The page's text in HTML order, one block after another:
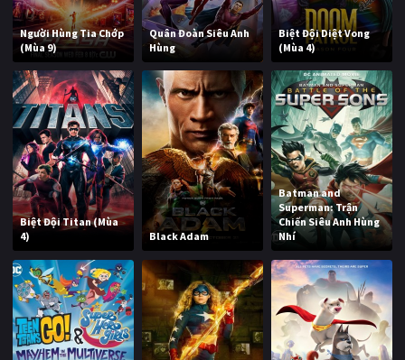
Người Hùng Tia Chớp
(Mùa 9)
Quân Đoàn Siêu Anh
Hùng
Biệt Đội Diệt Vong
(Mùa 4)
Biệt Đội Titan (Mùa
4)
Black Adam
Batman and
Superman: Trận
Chiến Siêu Anh Hùng
Nhí